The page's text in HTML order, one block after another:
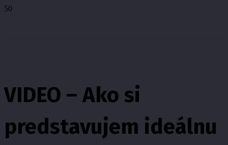
VIDEO – Ako si
predstavujem ideálnu